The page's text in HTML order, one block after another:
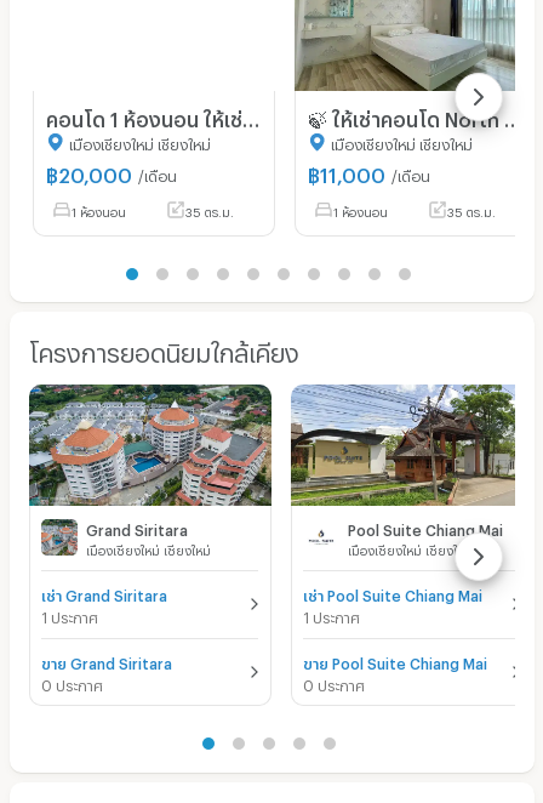
เมืองเชียงใหม่ เชียงใหม่
฿20,000 /เดือน
1 ห้องนอน 35 ตร.ม.
เมืองเชียงใหม่ เชียงใหม่
฿11,000 /เดือน
1 ห้องนอน 35 ตร.ม.
โครงการยอดนิยมใกล้เคียง
Grand Siritara
เมืองเชียงใหม่ เชียงใหม่
เช่า Grand Siritara
1 ประกาศ
ขาย Grand Siritara
0 ประกาศ
Pool Suite Chiang Mai
เมืองเชียงใหม่ เชียงใหม่
เช่า Pool Suite Chiang Mai
1 ประกาศ
ขาย Pool Suite Chiang Mai
0 ประกาศ